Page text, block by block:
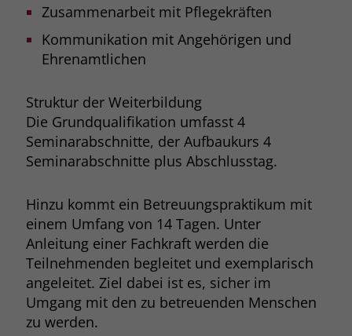
Zusammenarbeit mit Pflegekräften
Kommunikation mit Angehörigen und
Ehrenamtlichen
Struktur der Weiterbildung
Die Grundqualifikation umfasst 4
Seminarabschnitte, der Aufbaukurs 4
Seminarabschnitte plus Abschlusstag.
Hinzu kommt ein Betreuungspraktikum mit
einem Umfang von 14 Tagen. Unter
Anleitung einer Fachkraft werden die
Teilnehmenden begleitet und exemplarisch
angeleitet. Ziel dabei ist es, sicher im
Umgang mit den zu betreuenden Menschen
zu werden.